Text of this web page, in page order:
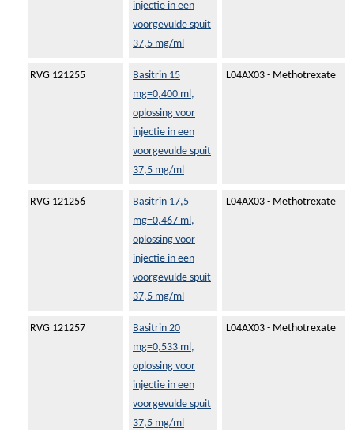
injectie in een
voorgevulde spuit
37,5 mg/ml
RVG 121255
Basitrin 15
mg=0,400 ml,
oplossing voor
injectie in een
voorgevulde spuit
37,5 mg/ml
L04AX03 - Methotrexate
RVG 121256
Basitrin 17,5
mg=0,467 ml,
oplossing voor
injectie in een
voorgevulde spuit
37,5 mg/ml
L04AX03 - Methotrexate
RVG 121257
Basitrin 20
mg=0,533 ml,
oplossing voor
injectie in een
voorgevulde spuit
37,5 mg/ml
L04AX03 - Methotrexate